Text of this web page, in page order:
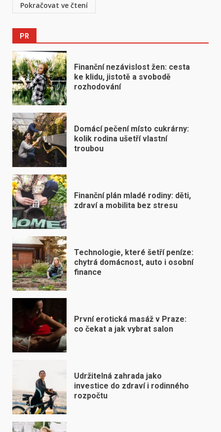
Pokračovat ve čtení
PR
Finanční nezávislost žen: cesta
ke klidu, jistotě a svobodě
rozhodování
Domácí pečení místo cukrárny:
kolik rodina ušetří vlastní
troubou
Finanční plán mladé rodiny: děti,
zdraví a mobilita bez stresu
Technologie, které šetří peníze:
chytrá domácnost, auto i osobní
finance
První erotická masáž v Praze:
co čekat a jak vybrat salon
Udržitelná zahrada jako
investice do zdraví i rodinného
rozpočtu